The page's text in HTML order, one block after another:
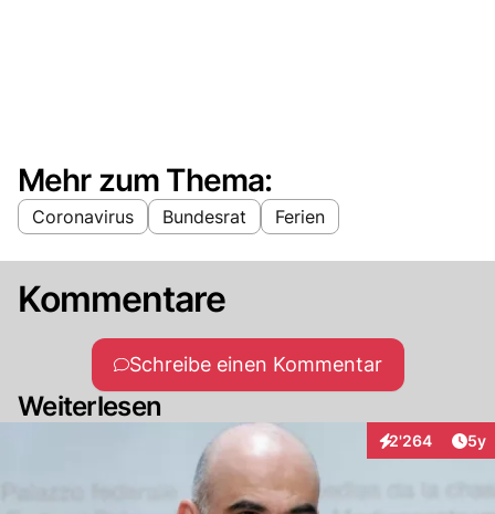
Mehr zum Thema:
Coronavirus Bundesrat Ferien
Kommentare
Schreibe einen Kommentar
Weiterlesen
2'264
Interaktionen5y